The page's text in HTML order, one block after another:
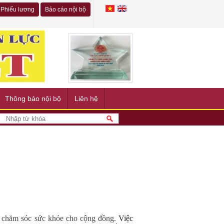
Phiếu lương Báo cáo nội bộ
Thông báo nội bộ Liên hệ
chăm sóc sức khỏe cho cộng đồng.Việc